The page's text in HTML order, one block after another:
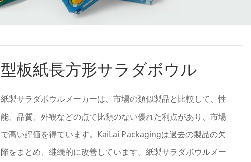
型板紙長方形サラダボウル
紙製サラダボウルメーカーは、市場の類似製品と比較して、性
能、品質、外観などの点で比類のない優れた利点があり、市場
で高い評価を得ています。KaiLai Packagingは過去の製品の欠
陥をまとめ、継続的に改善しています。紙製サラダボウルメー